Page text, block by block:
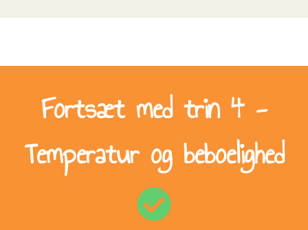
Fortsæt med trin 4 -
Temperatur og beboelighed